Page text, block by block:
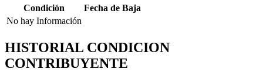
Condición
Fecha de Baja
No hay Información
HISTORIAL CONDICION
CONTRIBUYENTE